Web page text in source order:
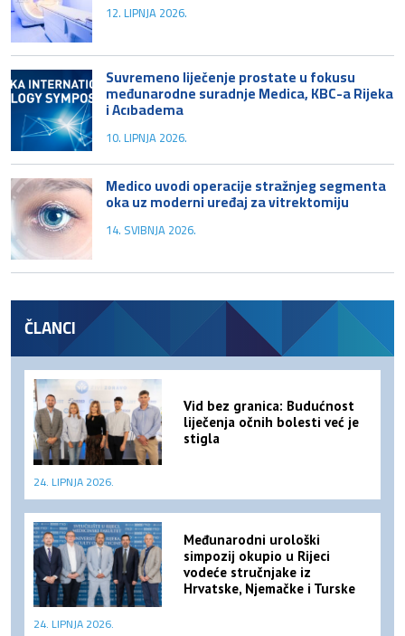
12. LIPNJA 2026.
Suvremeno liječenje prostate u fokusu
međunarodne suradnje Medica, KBC-a Rijeka
i Acıbadema
10. LIPNJA 2026.
Medico uvodi operacije stražnjeg segmenta
oka uz moderni uređaj za vitrektomiju
14. SVIBNJA 2026.
ČLANCI
Vid bez granica: Budućnost
liječenja očnih bolesti već je
stigla
24. LIPNJA 2026.
Međunarodni urološki
simpozij okupio u Rijeci
vodeće stručnjake iz
Hrvatske, Njemačke i Turske
24. LIPNJA 2026.